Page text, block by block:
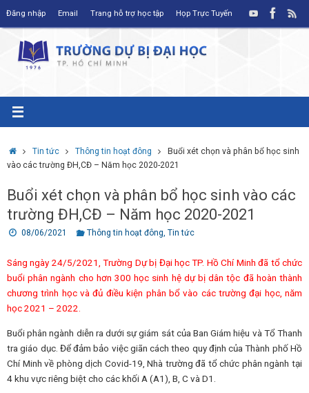
Đăng nhập Email Trang hỗ trợ học tập Họp Trực Tuyến
HomeTin tức Thông tin hoạt đông
Buổi xét chọn và phân bổ học sinh
vào các trường ĐH,CĐ – Năm học 2020-2021
Buổi xét chọn và phân bổ học sinh vào các
trường ĐH,CĐ – Năm học 2020-2021
08/06/2021 Thông tin hoạt đông,Tin tức
Sáng ngày 24/5/2021, Trường Dự bị Đại học TP. Hồ Chí Minh đã tổ chức
buổi phân ngành cho hơn 300 học sinh hệ dự bị dân tộc đã hoàn thành
chương trình học và đủ điều kiện phân bổ vào các trường đại học, năm
học 2021 – 2022.
Buổi phân ngành diễn ra dưới sự giám sát của Ban Giám hiệu và Tổ Thanh
tra giáo dục. Để đảm bảo việc giãn cách theo quy định của Thành phố Hồ
Chí Minh về phòng dịch Covid-19, Nhà trường đã tổ chức phân ngành tại
4 khu vực riêng biệt cho các khối A (A1), B, C và D1.